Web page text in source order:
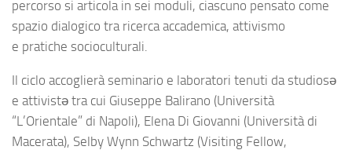
percorso si articola in sei moduli, ciascuno pensato come
spazio dialogico tra ricerca accademica, attivismo
e pratiche socioculturali.
Il ciclo accoglierà seminario e laboratori tenuti da studiosə
e attivistə tra cui Giuseppe Balirano (Università
“L’Orientale” di Napoli), Elena Di Giovanni (Università di
Macerata), Selby Wynn Schwartz (Visiting Fellow,